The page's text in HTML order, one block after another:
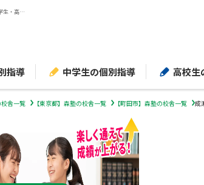
成瀬校【森塾】｜小学生・中学生・高校生の個別指導塾・学習塾
指導 中学生の個別指導 高校生
舎一覧 【東京都】森塾の校舎一覧 【町田市】森塾の校舎一覧 成